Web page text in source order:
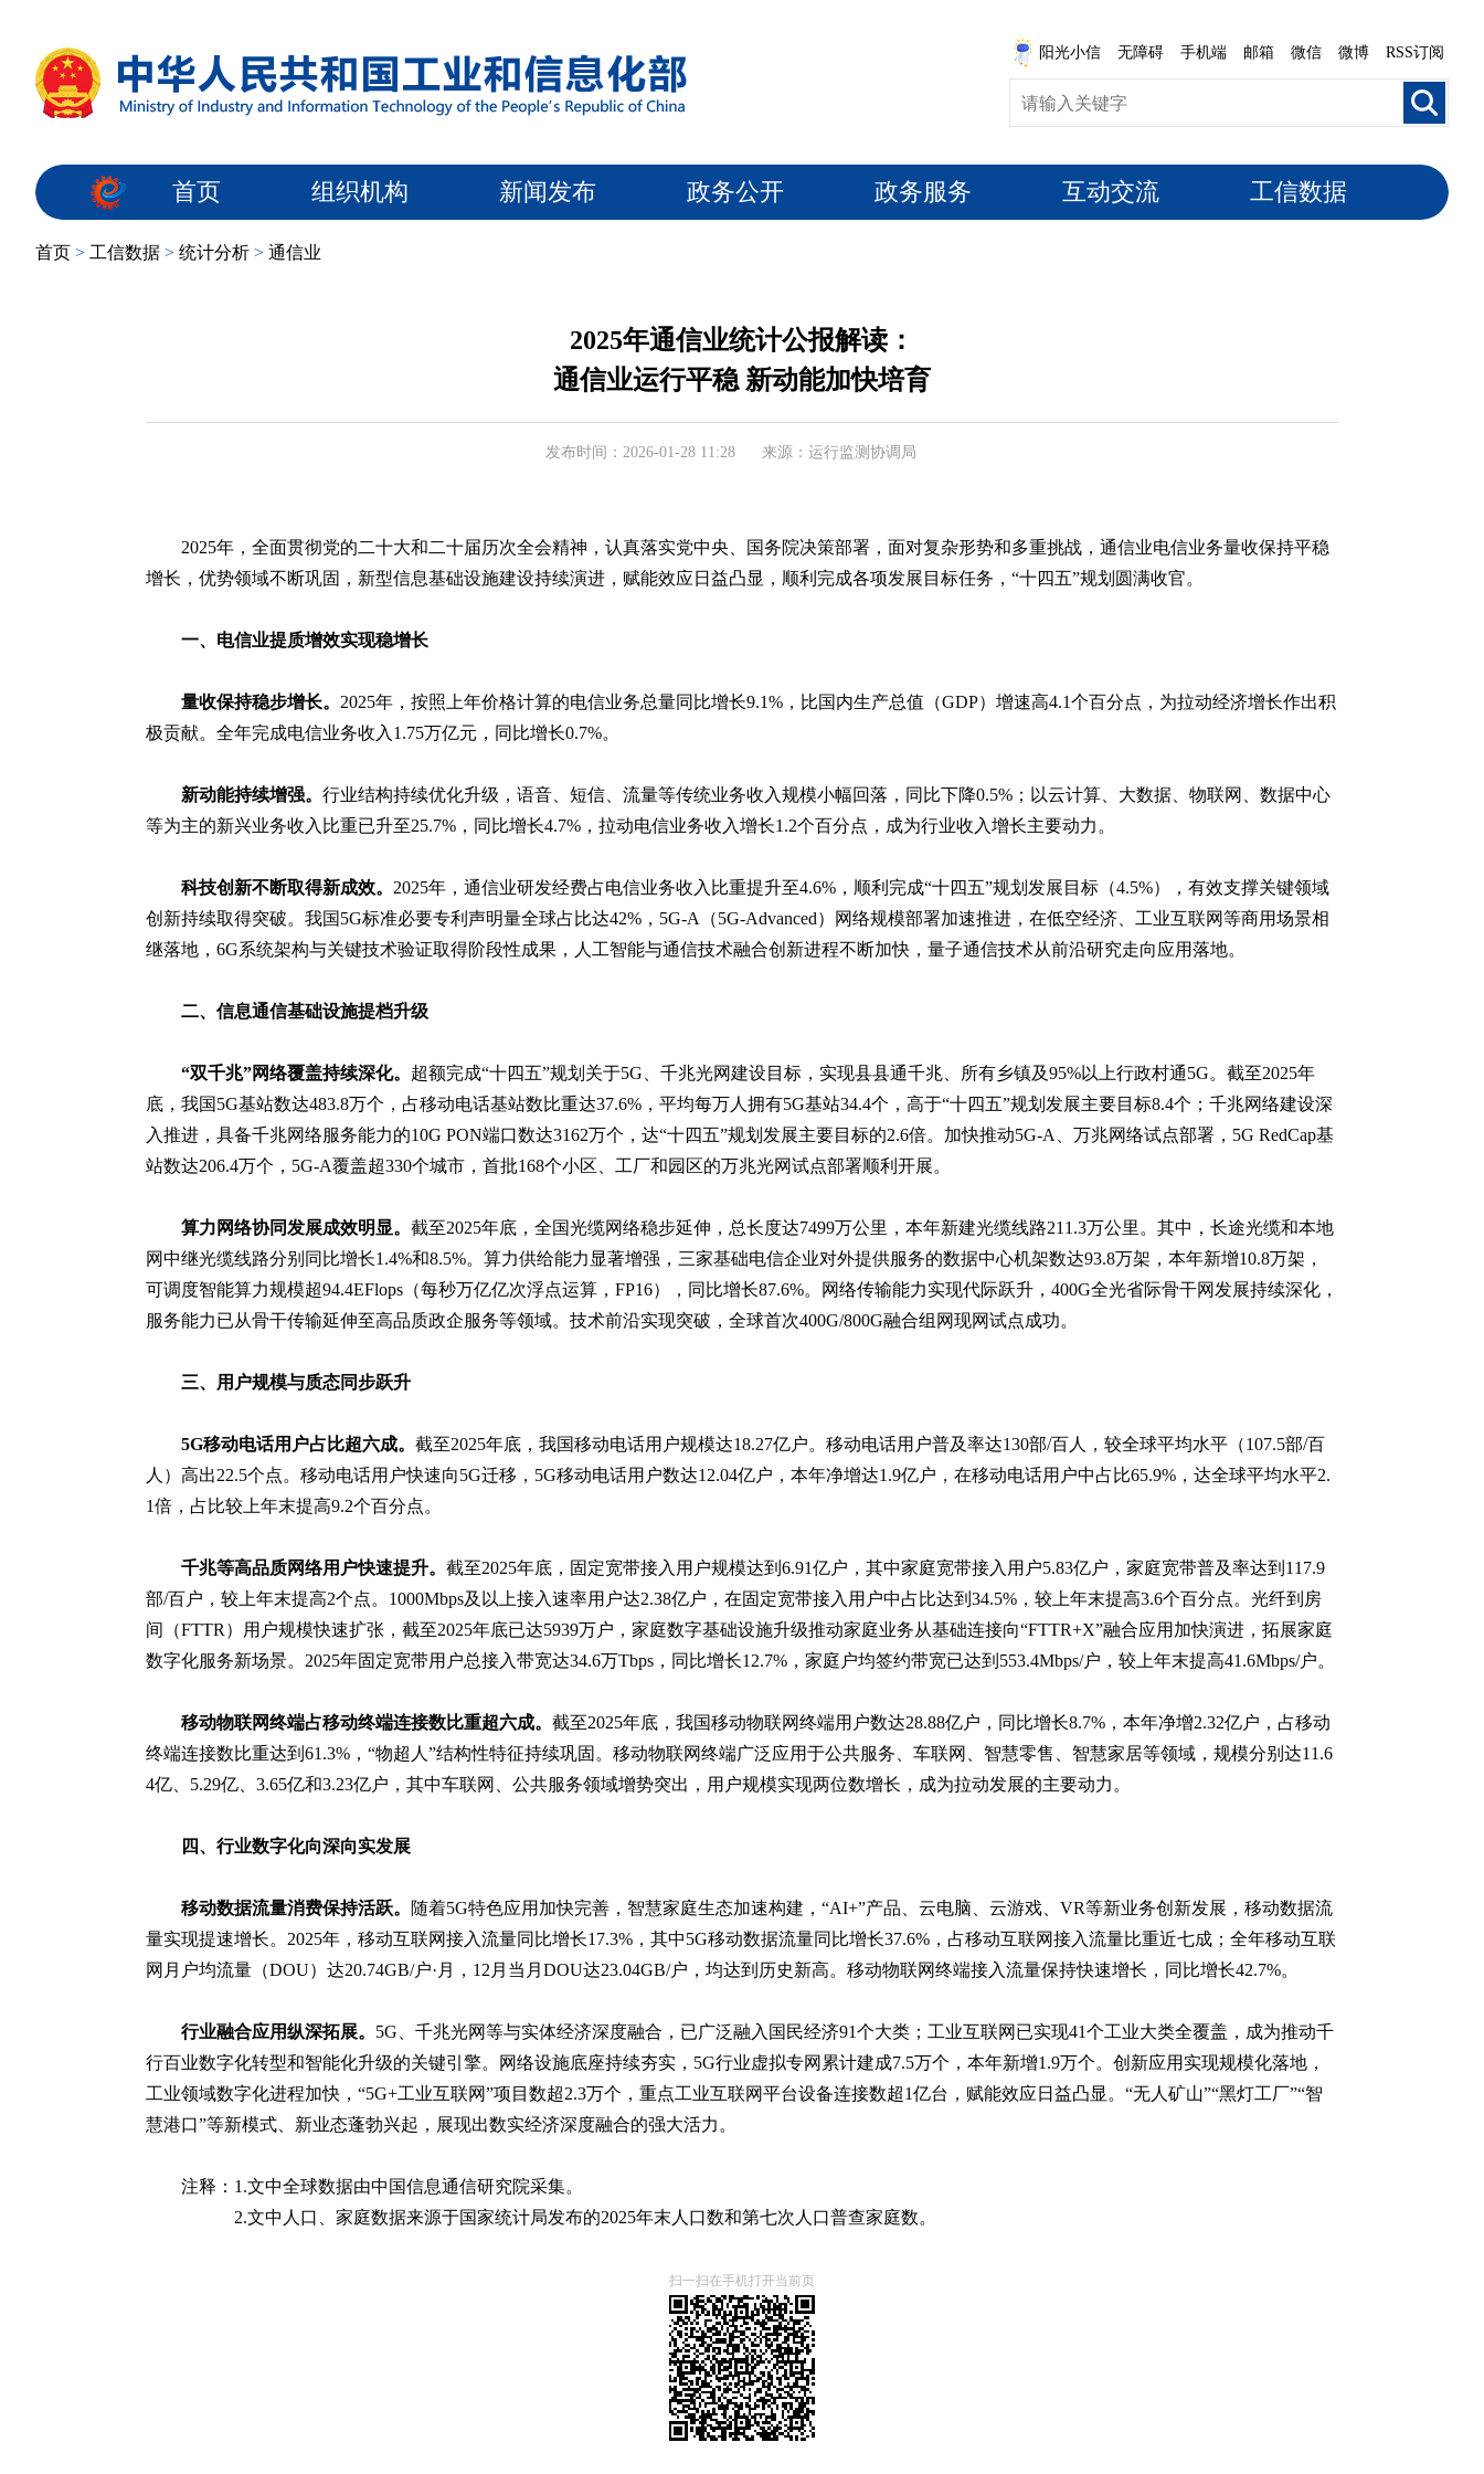
阳光小信 无障碍 手机端 邮箱 微信 微博 RSS订阅
首页 组织机构 新闻发布 政务公开 政务服务 互动交流 工信数据
首页 > 工信数据 > 统计分析 > 通信业
2025年通信业统计公报解读：
通信业运行平稳 新动能加快培育
发布时间：2026-01-28 11:28 来源：运行监测协调局
2025年，全面贯彻党的二十大和二十届历次全会精神，认真落实党中央、国务院决策部署，面对复杂形势和多重挑战，通信业电信业务量收保持平稳
增长，优势领域不断巩固，新型信息基础设施建设持续演进，赋能效应日益凸显，顺利完成各项发展目标任务，“十四五”规划圆满收官。
一、电信业提质增效实现稳增长
量收保持稳步增长。 2025年，按照上年价格计算的电信业务总量同比增长9.1%，比国内生产总值（GDP）增速高4.1个百分点，为拉动经济增长作出积
极贡献。全年完成电信业务收入1.75万亿元，同比增长0.7%。
新动能持续增强。 行业结构持续优化升级，语音、短信、流量等传统业务收入规模小幅回落，同比下降0.5%；以云计算、大数据、物联网、数据中心
等为主的新兴业务收入比重已升至25.7%，同比增长4.7%，拉动电信业务收入增长1.2个百分点，成为行业收入增长主要动力。
科技创新不断取得新成效。 2025年，通信业研发经费占电信业务收入比重提升至4.6%，顺利完成“十四五”规划发展目标（4.5%），有效支撑关键领域
创新持续取得突破。我国5G标准必要专利声明量全球占比达42%，5G-A（5G-Advanced）网络规模部署加速推进，在低空经济、工业互联网等商用场景相
继落地，6G系统架构与关键技术验证取得阶段性成果，人工智能与通信技术融合创新进程不断加快，量子通信技术从前沿研究走向应用落地。
二、信息通信基础设施提档升级
“双千兆”网络覆盖持续深化。 超额完成“十四五”规划关于5G、千兆光网建设目标，实现县县通千兆、所有乡镇及95%以上行政村通5G。截至2025年
底，我国5G基站数达483.8万个，占移动电话基站数比重达37.6%，平均每万人拥有5G基站34.4个，高于“十四五”规划发展主要目标8.4个；千兆网络建设深
入推进，具备千兆网络服务能力的10G PON端口数达3162万个，达“十四五”规划发展主要目标的2.6倍。加快推动5G-A、万兆网络试点部署，5G RedCap基
站数达206.4万个，5G-A覆盖超330个城市，首批168个小区、工厂和园区的万兆光网试点部署顺利开展。
算力网络协同发展成效明显。 截至2025年底，全国光缆网络稳步延伸，总长度达7499万公里，本年新建光缆线路211.3万公里。其中，长途光缆和本地
网中继光缆线路分别同比增长1.4%和8.5%。算力供给能力显著增强，三家基础电信企业对外提供服务的数据中心机架数达93.8万架，本年新增10.8万架，
可调度智能算力规模超94.4EFlops（每秒万亿亿次浮点运算，FP16），同比增长87.6%。网络传输能力实现代际跃升，400G全光省际骨干网发展持续深化，
服务能力已从骨干传输延伸至高品质政企服务等领域。技术前沿实现突破，全球首次400G/800G融合组网现网试点成功。
三、用户规模与质态同步跃升
5G移动电话用户占比超六成。 截至2025年底，我国移动电话用户规模达18.27亿户。移动电话用户普及率达130部/百人，较全球平均水平（107.5部/百
人）高出22.5个点。移动电话用户快速向5G迁移，5G移动电话用户数达12.04亿户，本年净增达1.9亿户，在移动电话用户中占比65.9%，达全球平均水平2.
1倍，占比较上年末提高9.2个百分点。
千兆等高品质网络用户快速提升。 截至2025年底，固定宽带接入用户规模达到6.91亿户，其中家庭宽带接入用户5.83亿户，家庭宽带普及率达到117.9
部/百户，较上年末提高2个点。1000Mbps及以上接入速率用户达2.38亿户，在固定宽带接入用户中占比达到34.5%，较上年末提高3.6个百分点。光纤到房
间（FTTR）用户规模快速扩张，截至2025年底已达5939万户，家庭数字基础设施升级推动家庭业务从基础连接向“FTTR+X”融合应用加快演进，拓展家庭
数字化服务新场景。2025年固定宽带用户总接入带宽达34.6万Tbps，同比增长12.7%，家庭户均签约带宽已达到553.4Mbps/户，较上年末提高41.6Mbps/户。
移动物联网终端占移动终端连接数比重超六成。 截至2025年底，我国移动物联网终端用户数达28.88亿户，同比增长8.7%，本年净增2.32亿户，占移动
终端连接数比重达到61.3%，“物超人”结构性特征持续巩固。移动物联网终端广泛应用于公共服务、车联网、智慧零售、智慧家居等领域，规模分别达11.6
4亿、5.29亿、3.65亿和3.23亿户，其中车联网、公共服务领域增势突出，用户规模实现两位数增长，成为拉动发展的主要动力。
四、行业数字化向深向实发展
移动数据流量消费保持活跃。
随着5G特色应用加快完善，智慧家庭生态加速构建，“AI+”产品、云电脑、云游戏、VR等新业务创新发展，移动数据流
量实现提速增长。2025年，移动互联网接入流量同比增长17.3%，其中5G移动数据流量同比增长37.6%，占移动互联网接入流量比重近七成；全年移动互联
网月户均流量（DOU）达20.74GB/户·月，12月当月DOU达23.04GB/户，均达到历史新高。移动物联网终端接入流量保持快速增长，同比增长42.7%。
行业融合应用纵深拓展。 5G、千兆光网等与实体经济深度融合，已广泛融入国民经济91个大类；工业互联网已实现41个工业大类全覆盖，成为推动千
行百业数字化转型和智能化升级的关键引擎。网络设施底座持续夯实，5G行业虚拟专网累计建成7.5万个，本年新增1.9万个。创新应用实现规模化落地，
工业领域数字化进程加快，“5G+工业互联网”项目数超2.3万个，重点工业互联网平台设备连接数超1亿台，赋能效应日益凸显。“无人矿山”“黑灯工厂”“智
慧港口”等新模式、新业态蓬勃兴起，展现出数实经济深度融合的强大活力。
注释：1.文中全球数据由中国信息通信研究院采集。
2.文中人口、家庭数据来源于国家统计局发布的2025年末人口数和第七次人口普查家庭数。
扫一扫在手机打开当前页